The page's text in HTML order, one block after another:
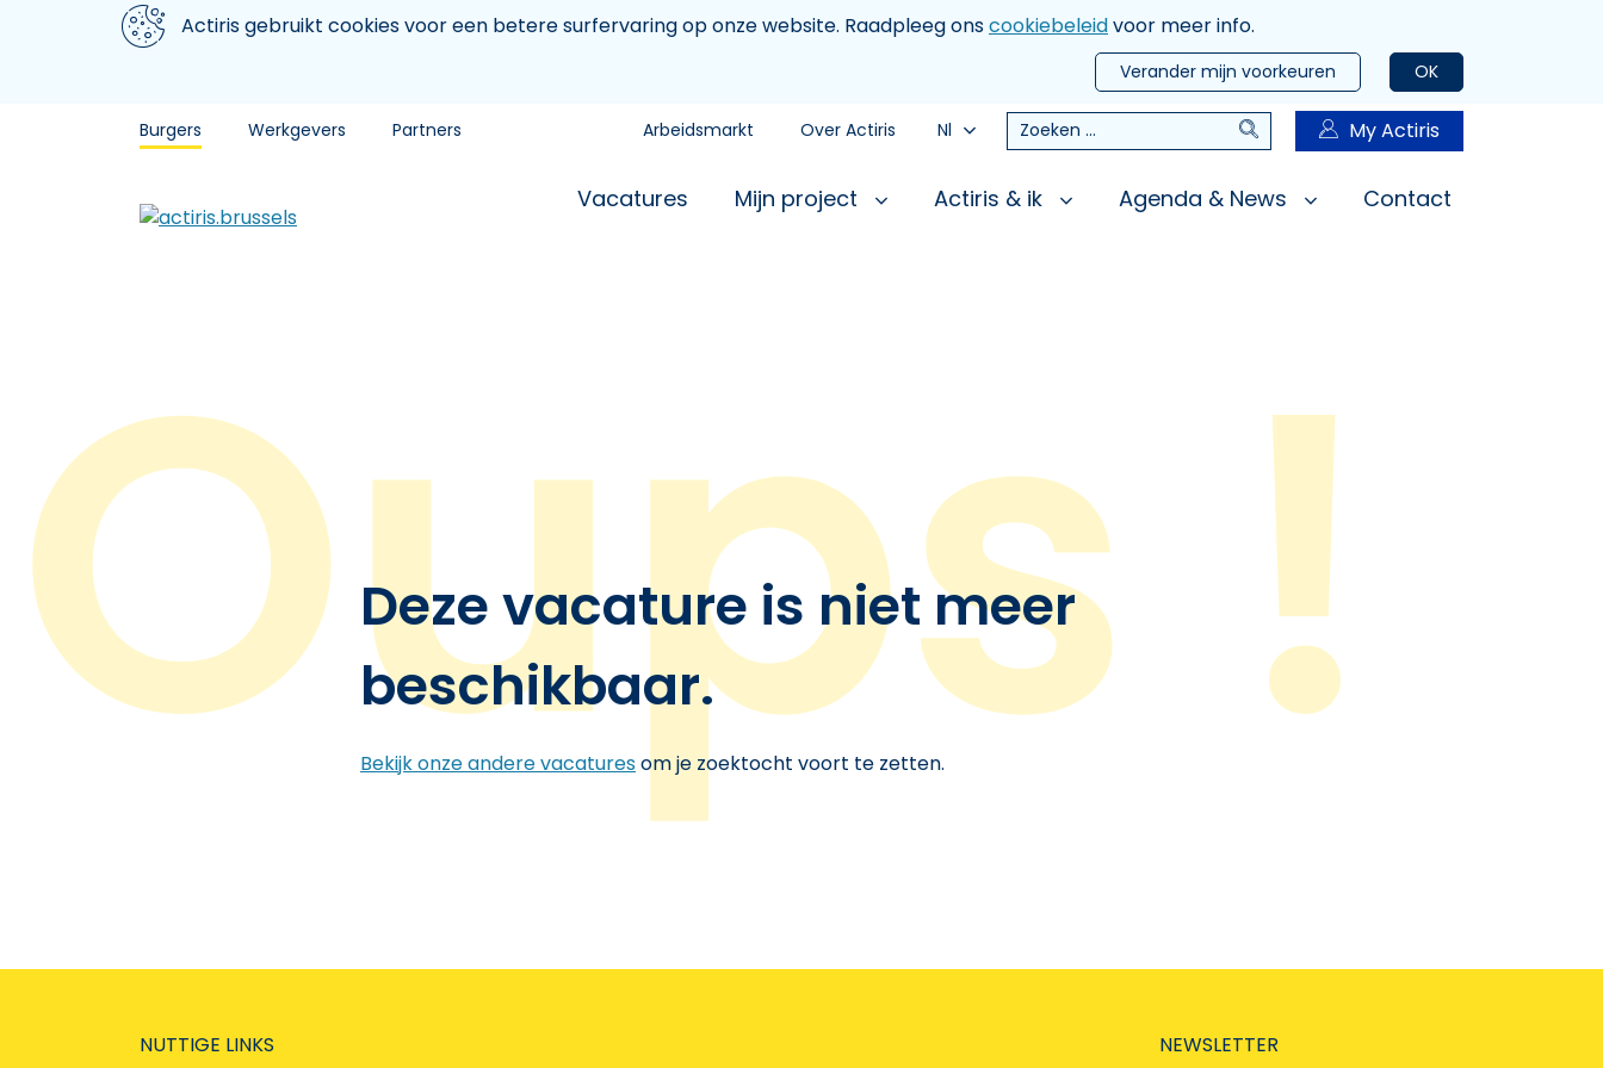
Aller au contenu principal
We gebruiken cookiesActiris gebruikt cookies voor een betere surfervaring op onze website. Raadpleeg onscookiebeleidvoor meer info.
OK
Verander mijn voorkeuren
Burgers Werkgevers Partners Arbeidsmarkt Over Actiris Nl Zoeken Zoeken My Actiris
Vacatures Mijn project Actiris & ik Agenda & News Contact
Deze vacature is niet meer
beschikbaar.
Bekijk onze andere vacaturesom je zoektocht voort te zetten.
NUTTIGE LINKS NEWSLETTER